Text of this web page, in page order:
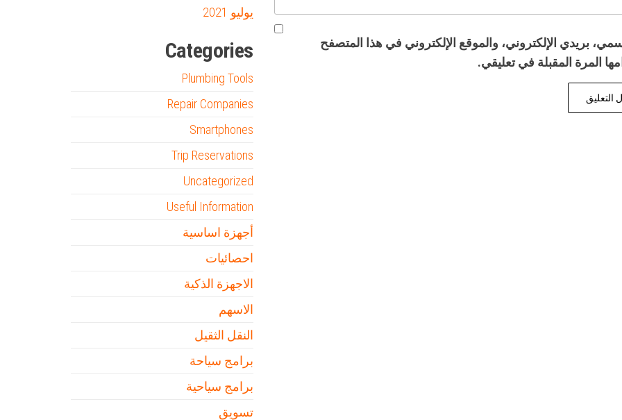
بريدي الإلكتروني، والموقع الإلكتروني في هذا المتصفح
المرة المقبلة في تعليقي.
يوليو 2021
Categories
Plumbing Tools
Repair Companies
Smartphones
Trip Reservations
Uncategorized
Useful Information
أجهزة اساسية
احصائيات
الاجهزة الذكية
الاسهم
النقل الثقيل
برامج سياحة
برامج سياحية
تسويق